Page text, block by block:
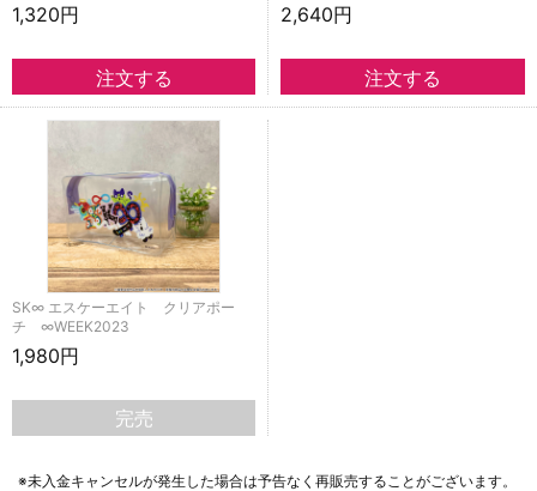
1,320円 2,640円
SK∞ エスケーエイト クリアポー
チ ∞WEEK2023
1,980円
完売
※未入金キャンセルが発生した場合は予告なく再販売することがございます。